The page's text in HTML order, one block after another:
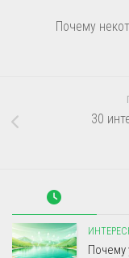
Почему
30
Почему